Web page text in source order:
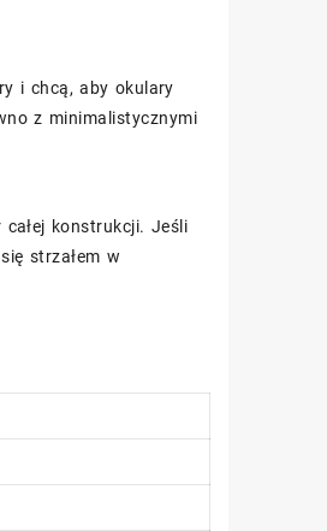
i chcą, aby okulary
z minimalistycznymi
konstrukcji. Jeśli
strzałem w